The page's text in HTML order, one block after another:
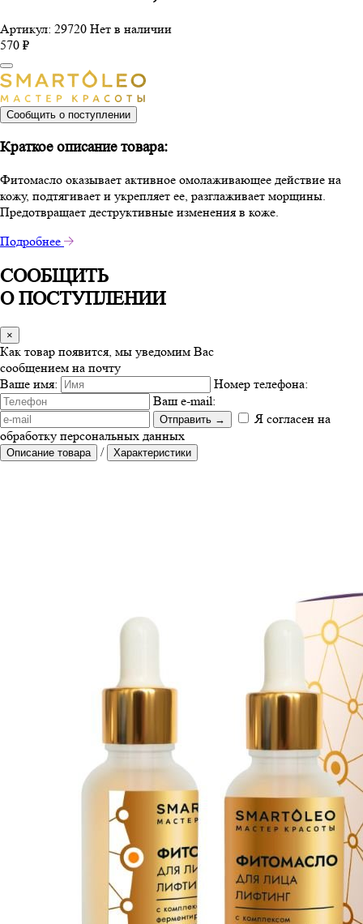
Артикул: 29720 Нет в наличии
570 ₽
Сообщить о поступлении
Краткое описание товара:
Фитомасло оказывает активное омолаживающее действие на
кожу, подтягивает и укрепляет ее, разглаживает морщины.
Предотвращает деструктивные изменения в коже.
Подробнее
СООБЩИТЬ
О ПОСТУПЛЕНИИ
×
Как товар появится, мы уведомим Вас
сообщением на почту
Ваше имя:
Номер телефона:
Ваш e-mail:
Отправить →
Я согласен на
обработку персональных данных
Описание товара / Характеристики